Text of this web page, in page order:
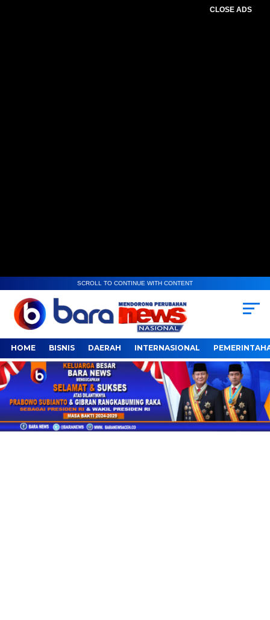
CLOSE ADS
SCROLL TO CONTINUE WITH CONTENT
HOME BISNIS DAERAH INTERNASIONAL